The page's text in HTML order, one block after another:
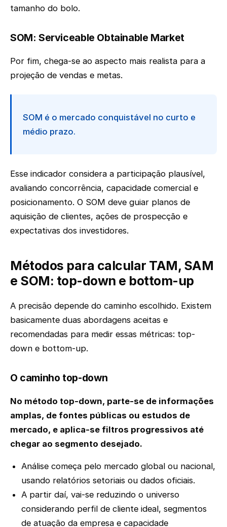
tamanho do bolo.
SOM: Serviceable Obtainable Market
Por fim, chega-se ao aspecto mais realista para a
projeção de vendas e metas.
SOM é o mercado conquistável no curto e
médio prazo.
Esse indicador considera a participação plausível,
avaliando concorrência, capacidade comercial e
posicionamento. O SOM deve guiar planos de
aquisição de clientes, ações de prospecção e
expectativas dos investidores.
Métodos para calcular TAM, SAM
e SOM: top-down e bottom-up
A precisão depende do caminho escolhido. Existem
basicamente duas abordagens aceitas e
recomendadas para medir essas métricas: top-
down e bottom-up.
O caminho top-down
No método top-down, parte-se de informações
amplas, de fontes públicas ou estudos de
mercado, e aplica-se filtros progressivos até
chegar ao segmento desejado.
Análise começa pelo mercado global ou nacional,
usando relatórios setoriais ou dados oficiais.
A partir daí, vai-se reduzindo o universo
considerando perfil de cliente ideal, segmentos
de atuação da empresa e capacidade